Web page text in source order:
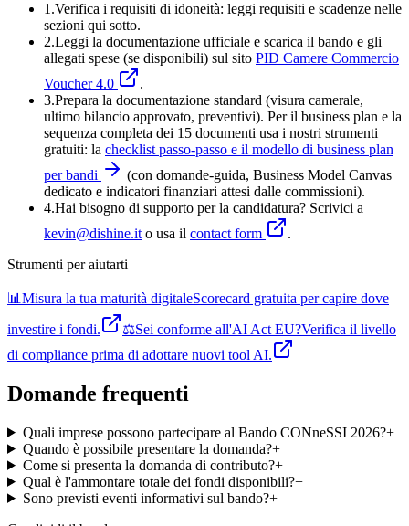
1.Verifica i requisiti di idoneità: leggi requisiti e scadenze nelle
sezioni qui sotto.
2.Leggi la documentazione ufficiale e scarica il bando e gli
allegati spese (se disponibili) sul sito PID Camere Commercio
Voucher 4.0
.
3.Prepara la documentazione standard (visura camerale,
ultimo bilancio approvato, preventivi). Per il business plan e la
sequenza completa dei 15 documenti usa i nostri strumenti
gratuiti: la checklist passo-passo e il modello di business plan
per bandi
(con domande-guida, Business Model Canvas
dedicato e indicatori finanziari attesi dalle commissioni).
4.Hai bisogno di supporto per la candidatura? Scrivici a
kevin@dishine.it o usa il contact form
.
Strumenti per aiutarti
📊 Misura la tua maturità digitaleScorecard gratuita per capire dove
investire i fondi.
⚖️Sei conforme all'AI Act EU?Verifica il livello
di compliance prima di adottare nuovi tool AI.
Domande frequenti
Quali imprese possono partecipare al Bando CONneSSI 2026?+
Quando è possibile presentare la domanda?+
Come si presenta la domanda di contributo?+
Qual è l'ammontare totale dei fondi disponibili?+
Sono previsti eventi informativi sul bando?+